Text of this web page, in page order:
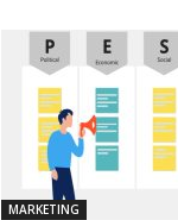
MARKETING